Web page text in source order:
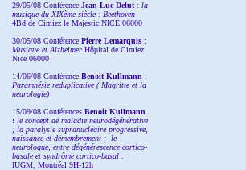
29/05/08 Conférence Jean-Luc Delut : la
musique du XIXème siècle : Beethoven
4Bd de Cimiez le Majestic NICE 06000
30/05/08 Conférence Pierre Lemarquis :
Musique et Alzheimer Hôpital de Cimiez
Nice 06000
14/06/08 Conférence Benoit Kullmann :
Paramnésie reduplicative ( Magritte et la
neurologie)
15/09/08 Conférences Benoit Kullmann
: le concept de maladie neurodégénérative
; la paralysie supranucléaire progressive,
naissance et démembrement ; le
neurologue, entre dégénérescence cortico-
basale et syndrôme cortico-basal :
IUGM, Montréal 9H-12h